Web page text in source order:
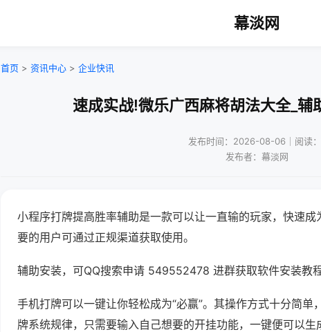
幕淡网
首页 > 资讯中心 > 企业快讯
速成实战!微乐广西麻将胡法大全_辅
发布时间：2026-08-06｜阅读
发布者：幕淡网
小程序打牌提高胜率辅助是一款可以让一直输的玩家，快速成
要的用户可通过正规渠道获取使用。
辅助安装，可QQ搜索申请 549552478 进群获取软件安装教
手机打牌可以一键让你轻松成为“必赢”。其操作方式十分简
牌系统规律，只需要输入自己想要的开挂功能，一键便可以